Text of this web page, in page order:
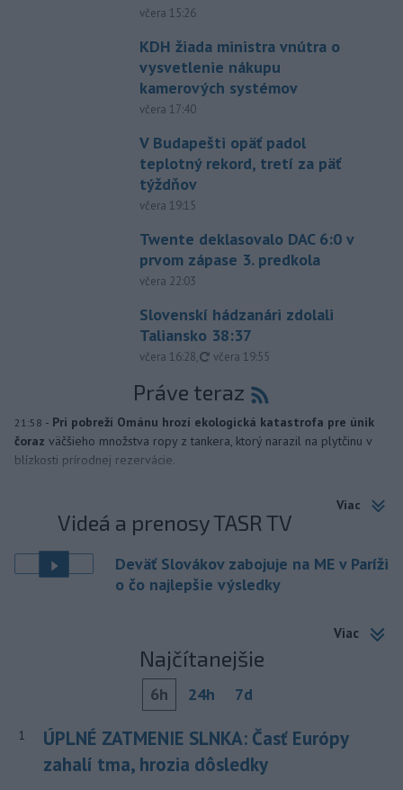
včera 15:26
KDH žiada ministra vnútra o
vysvetlenie nákupu
kamerových systémov
včera 17:40
V Budapešti opäť padol
teplotný rekord, tretí za päť
týždňov
včera 19:15
Twente deklasovalo DAC 6:0 v
prvom zápase 3. predkola
včera 22:03
Slovenskí hádzanári zdolali
Taliansko 38:37
včera 16:28, aktualizované
včera 19:55
Práve teraz
21:58 - Pri pobreží Ománu hrozí ekologická katastrofa pre únik
čoraz väčšieho množstva ropy z tankera, ktorý narazil na plytčinu v
blízkosti prírodnej rezervácie.
Viac
Videá a prenosy TASR TV
Deväť Slovákov zabojuje na ME v Paríži
o čo najlepšie výsledky
Viac
Najčítanejšie
6h 24h 7d
1
ÚPLNÉ ZATMENIE SLNKA: Časť Európy
zahalí tma, hrozia dôsledky